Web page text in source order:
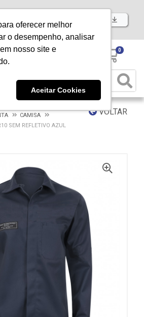
oferecer melhor
o desempenho, analisar
nosso site e
Aceitar Cookies
Baixe já nosso APP
0
VOLTAR
CAMISA
SEM REFLETIVO AZUL